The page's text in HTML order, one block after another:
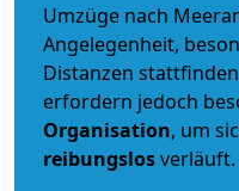
Umzüge nach
Angelegenheit,
Distanzen
erfordern jedoch
Organisation, um
reibungslosverläuft.